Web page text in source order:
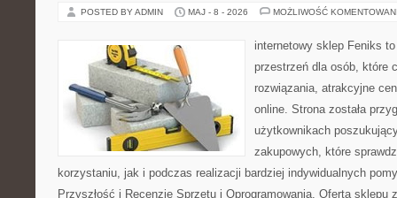
POSTED BY ADMIN MAJ - 8 - 2026 MOŻLIWOŚĆ
internetowy sklep Feniks
przestrzeń dla osób, które
rozwiązania, atrakcyjne
online. Strona została
użytkownikach
zakupowych, które
korzystaniu, jak i podczas realizacji bardziej indywidualnych
Przyszłość i Recenzje Sprzętu i Oprogramowania. Oferta sklepu